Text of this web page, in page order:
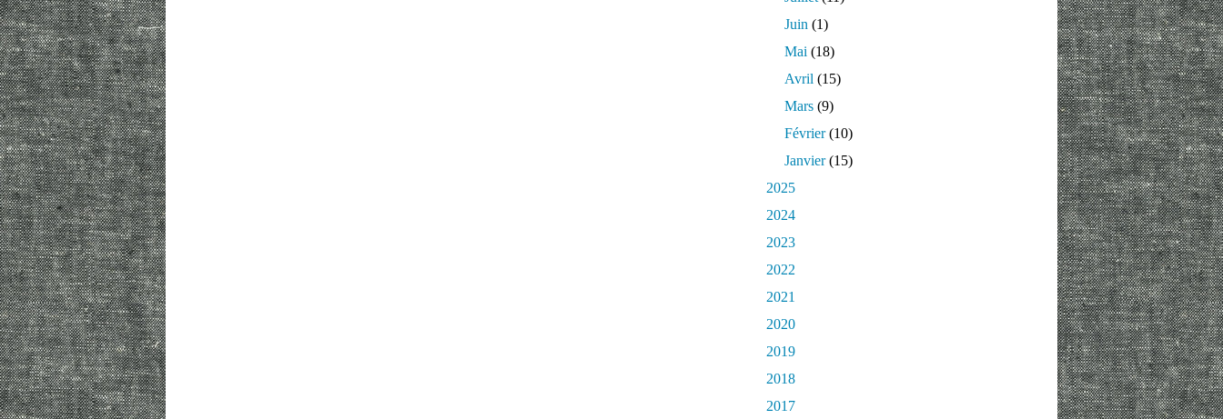
Juin (1)
Mai (18)
Avril (15)
Mars (9)
Février(10)
Janvier(15)
2025
2024
2023
2022
2021
2020
2019
2018
2017